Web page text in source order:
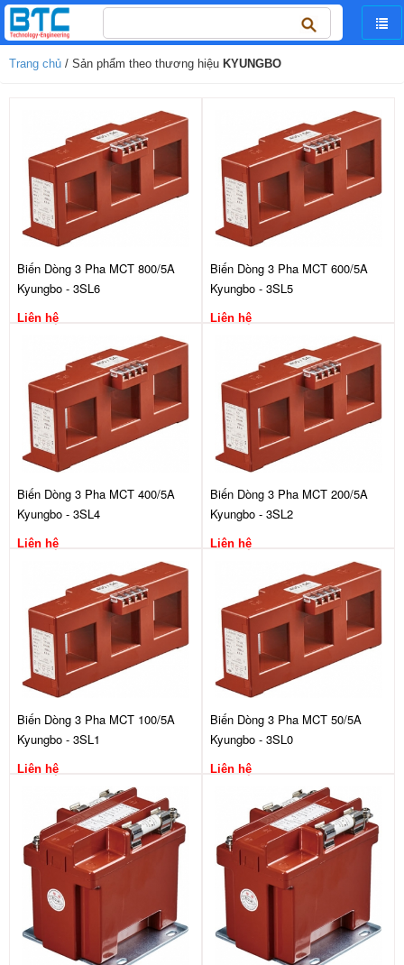
Tìm
kiếm
Trang chủ / Sản phẩm theo thương hiệu KYUNGBO
Biến Dòng 3 Pha MCT 800/5A
Kyungbo - 3SL6
Liên hệ
Biến Dòng 3 Pha MCT 600/5A
Kyungbo - 3SL5
Liên hệ
Biến Dòng 3 Pha MCT 400/5A
Kyungbo - 3SL4
Liên hệ
Biến Dòng 3 Pha MCT 200/5A
Kyungbo - 3SL2
Liên hệ
Biến Dòng 3 Pha MCT 100/5A
Kyungbo - 3SL1
Liên hệ
Biến Dòng 3 Pha MCT 50/5A
Kyungbo - 3SL0
Liên hệ